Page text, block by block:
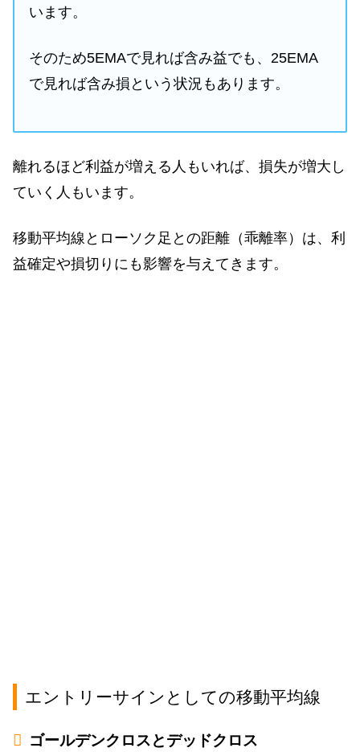
います。
そのため5EMAで見れば含み益でも、25EMA
で見れば含み損という状況もあります。
離れるほど利益が増える人もいれば、損失が増大し
ていく人もいます。
移動平均線とローソク足との距離（乖離率）は、利
益確定や損切りにも影響を与えてきます。
エントリーサインとしての移動平均線
ゴールデンクロスとデッドクロス